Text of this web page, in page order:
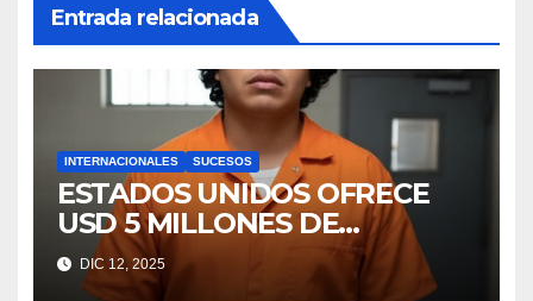
Entrada relacionada
INTERNACIONALES SUCESOS
ESTADOS UNIDOS OFRECE
USD 5 MILLONES DE
RECOMPENSA POR ALIAS
“CHURRÓN”
DIC 12, 2025